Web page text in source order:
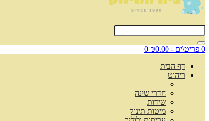
0 פריט\ים - ₪0.00 0
דף הבית
ריהוט
חדרי שינה
שידות
מיטות תינוק